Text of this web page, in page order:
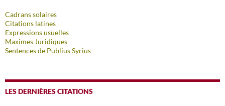
Cadrans solaires
Citations latines
Expressions usuelles
Maximes Juridiques
Sentences de Publius Syrius
LES DERNIÈRES CITATIONS